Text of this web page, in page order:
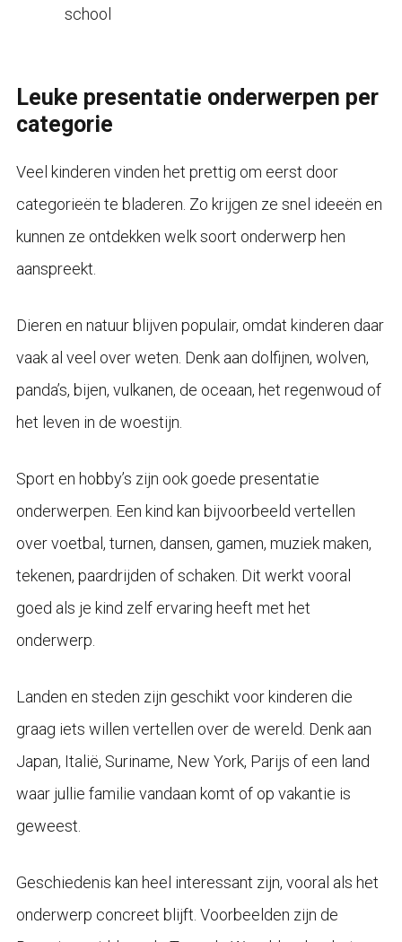
school
Leuke presentatie onderwerpen per
categorie
Veel kinderen vinden het prettig om eerst door
categorieën te bladeren. Zo krijgen ze snel ideeën en
kunnen ze ontdekken welk soort onderwerp hen
aanspreekt.
Dieren en natuur blijven populair, omdat kinderen daar
vaak al veel over weten. Denk aan dolfijnen, wolven,
panda’s, bijen, vulkanen, de oceaan, het regenwoud of
het leven in de woestijn.
Sport en hobby’s zijn ook goede presentatie
onderwerpen. Een kind kan bijvoorbeeld vertellen
over voetbal, turnen, dansen, gamen, muziek maken,
tekenen, paardrijden of schaken. Dit werkt vooral
goed als je kind zelf ervaring heeft met het
onderwerp.
Landen en steden zijn geschikt voor kinderen die
graag iets willen vertellen over de wereld. Denk aan
Japan, Italië, Suriname, New York, Parijs of een land
waar jullie familie vandaan komt of op vakantie is
geweest.
Geschiedenis kan heel interessant zijn, vooral als het
onderwerp concreet blijft. Voorbeelden zijn de